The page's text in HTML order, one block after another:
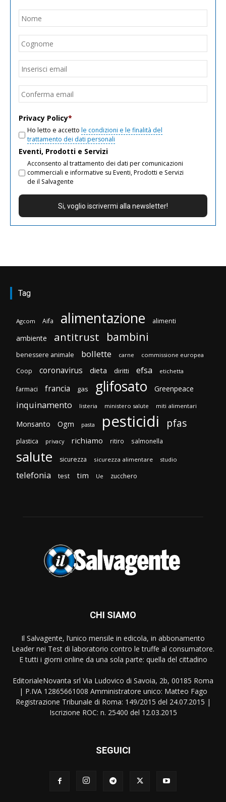
Nome
Email
Privacy Policy*
Ho letto e accetto le condizioni e le finalità del
trattamento dei dati personali
Eventi, Prodotti e Servizi
Acconsento al trattamento dei dati per comunicazioni
commerciali e informative su Eventi, Prodotti e Servizi
de il Salvagente
Tag
Agcom Aifa alimentazione alimenti
ambiente antitrust bambini
benessere animale bollette carne commissione europea
Coop coronavirus dieta diritti efsa etichetta
farmaci francia gas glifosato Greenpeace
inquinamento listeria ministero salute miti alimentari
Monsanto Ogm pasta pesticidi pfas
plastica privacy richiamo ritiro salmonella
salute sicurezza sicurezza alimentare studio
telefonia test tim Ue zucchero
CHI SIAMO
Il Salvagente, l’unico mensile in edicola, in abbonamento
Leader nei Test di laboratorio contro le truffe al consumatore.
E tutti i giorni online da una sola parte: quella del cittadino
EditorialeNovanta srl Via Ludovico di Savoia, 2b, 00185 Roma
| P.IVA 12865661008 Amministratore unico: Matteo Fago
Registrazione Tribunale di Roma: 149/2015 del 24.07.2015 |
Iscrizione ROC: n. 25400 del 12.03.2015
SEGUICI